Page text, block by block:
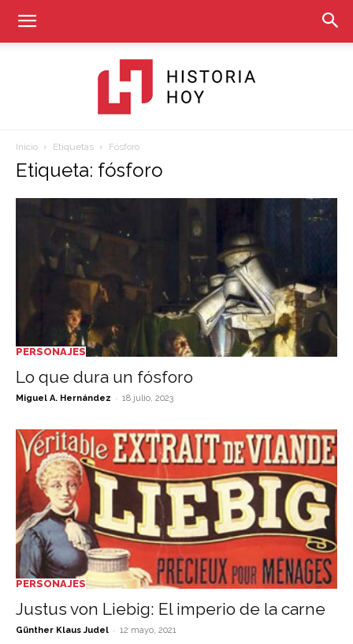
Inicio Etiquetas Fósforo
Etiqueta: fósforo
PERSONAJES
Lo que dura un fósforo
Miguel A. Hernández - 18 julio, 2023
PERSONAJES
Justus von Liebig: El imperio de la carne
Günther Klaus Judel - 12 mayo, 2021